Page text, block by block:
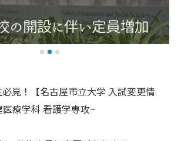
見！【名古屋市立大学 入試変更情
療学科 看護学専攻~